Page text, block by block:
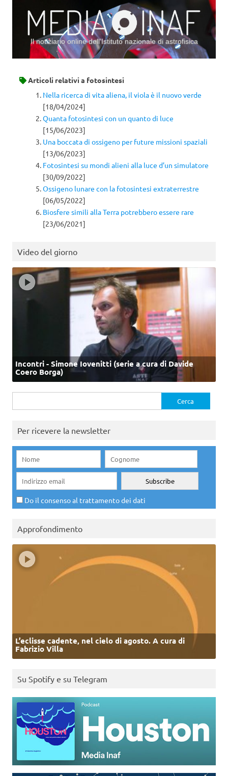
Il notiziario online dell’Istituto nazionale di astrofisica
Articoli relativi a fotosintesi
Nella ricerca di vita aliena, il viola è il nuovo verde
[18/04/2024]
Quanta fotosintesi con un quanto di luce
[15/06/2023]
Una boccata di ossigeno per future missioni spaziali
[13/06/2023]
Fotosintesi su mondi alieni alla luce d’un simulatore
[30/09/2022]
Ossigeno lunare con la fotosintesi extraterrestre
[06/05/2022]
Biosfere simili alla Terra potrebbero essere rare
[23/06/2021]
Video del giorno
Incontri - Simone Iovenitti (serie a cura di Davide
Coero Borga)
per:
Per ricevere la newsletter
Do il consenso al trattamento dei dati
Approfondimento
L’eclisse cadente, nel cielo di agosto. A cura di
Fabrizio Villa
Su Spotify e su Telegram